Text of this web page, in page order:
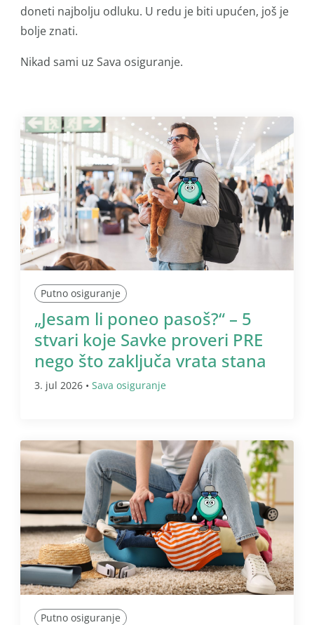
doneti najbolju odluku. U redu je biti upućen, još je
bolje znati.
Nikad sami uz Sava osiguranje.
Putno osiguranje
„Jesam li poneo pasoš?“ – 5
stvari koje Savke proveri PRE
nego što zaključa vrata stana
3. jul 2026 • Sava osiguranje
Putno osiguranje